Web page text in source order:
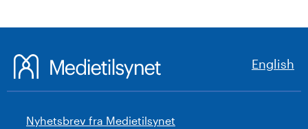
English
Nyhetsbrev fra Medietilsynet